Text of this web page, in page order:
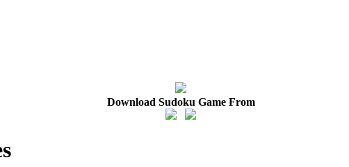
Download Sudoku Game From